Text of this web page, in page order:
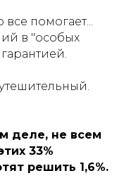
все помогает...
в "особых
деле, не всем
33%
решить 1,6%.